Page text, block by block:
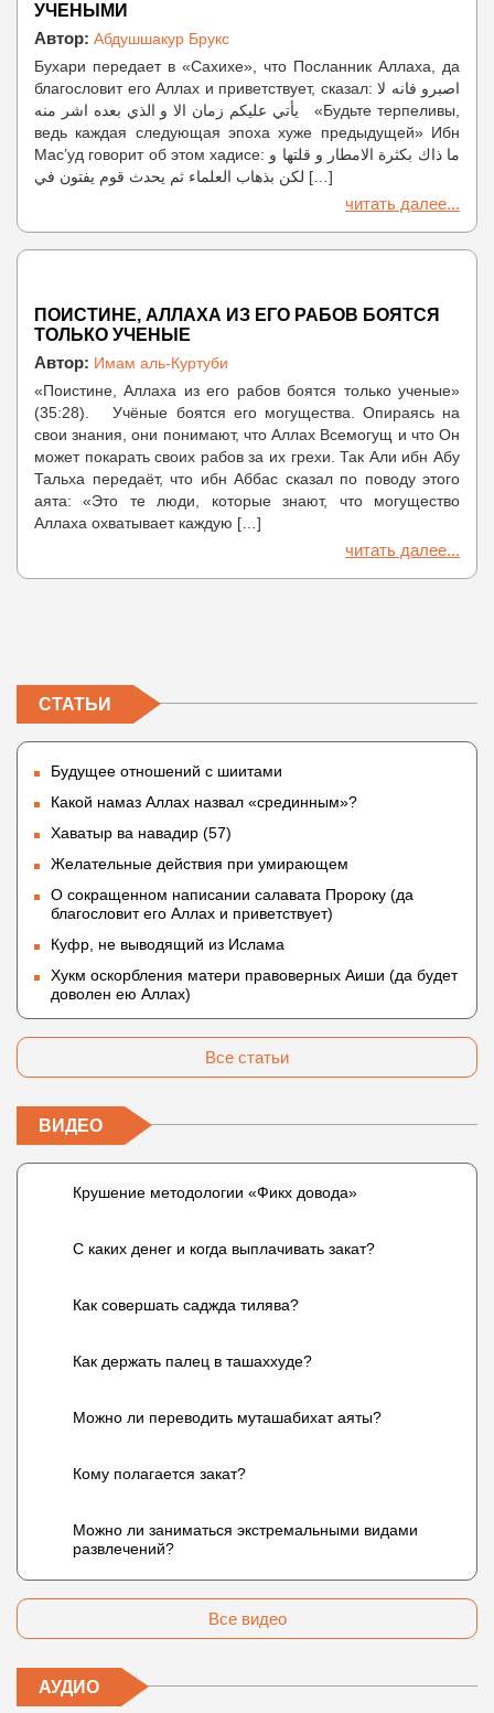
УЧЕНЫМИ
Автор: Абдушшакур Брукс
Бухари передает в «Сахихе», что Посланник Аллаха, да
благословит его Аллах и приветствует, сказал: اصبرو فانه لا
يأتي عليكم زمان الا و الذي بعده اشر منه «Будьте терпеливы,
ведь каждая следующая эпоха хуже предыдущей» Ибн
Мас’уд говорит об этом хадисе: ما ذاك بكثرة الامطار و قلتها و
لكن بذهاب العلماء ثم يحدث قوم يفتون في […]
читать далее...
ПОИСТИНЕ, АЛЛАХА ИЗ ЕГО РАБОВ БОЯТСЯ
ТОЛЬКО УЧЕНЫЕ
Автор: Имам аль-Куртуби
«Поистине, Аллаха из его рабов боятся только ученые»
(35:28). Учёные боятся его могущества. Опираясь на
свои знания, они понимают, что Аллах Всемогущ и что Он
может покарать своих рабов за их грехи. Так Али ибн Абу
Тальха передаёт, что ибн Аббас сказал по поводу этого
аята: «Это те люди, которые знают, что могущество
Аллаха охватывает каждую […]
читать далее...
СТАТЬИ
Будущее отношений с шиитами
Какой намаз Аллах назвал «срединным»?
Хаватыр ва навадир (57)
Желательные действия при умирающем
О сокращенном написании салавата Пророку (да
благословит его Аллах и приветствует)
Куфр, не выводящий из Ислама
Хукм оскорбления матери правоверных Аиши (да будет
доволен ею Аллах)
Все статьи
ВИДЕО
Крушение методологии «Фикх довода»
С каких денег и когда выплачивать закат?
Как совершать саджда тилява?
Как держать палец в ташаххуде?
Можно ли переводить муташабихат аяты?
Кому полагается закат?
Можно ли заниматься экстремальными видами
развлечений?
Все видео
АУДИО